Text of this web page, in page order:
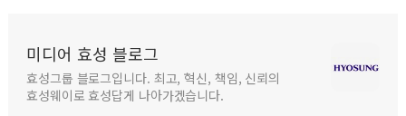
미디어 효성 블로그
효성그룹 블로그입니다. 최고, 혁신, 책임, 신뢰의
효성웨이로 효성답게 나아가겠습니다.